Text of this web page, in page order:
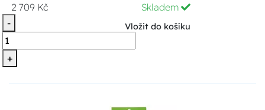
2 709 Kč
Skladem
-
+
Vložit do košíku